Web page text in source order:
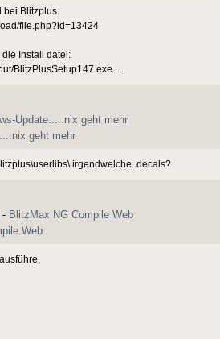
Blitzplus.
file.php?id=13424
Install datei:
BlitzPlusSetup147.exe ...
Update.....nix geht mehr
geht mehr
irgendwelche .decals?
- BlitzMax NG Compile Web
Web